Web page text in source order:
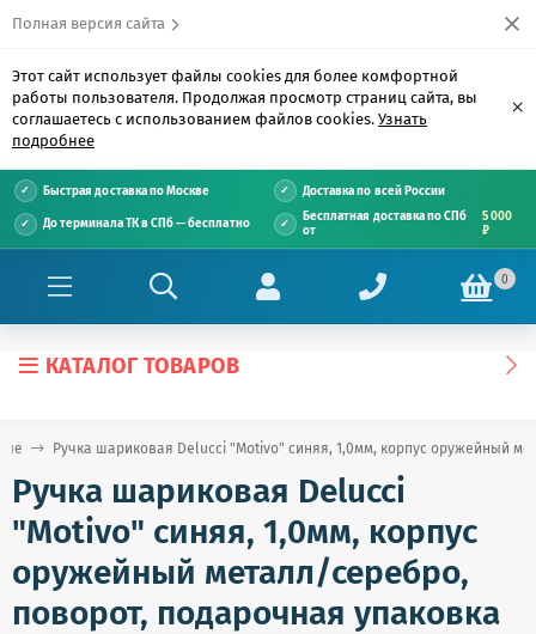
Полная версия сайта
Этот сайт использует файлы cookies для более комфортной
работы пользователя. Продолжая просмотр страниц сайта, вы
соглашаетесь с использованием файлов cookies. Узнать
подробнее
×
Быстрая доставка по Москве Доставка по всей России
До терминала ТК в СПб — бесплатно
Бесплатная доставка по СПб
от
5 000
₽
0
КАТАЛОГ ТОВАРОВ
Ручка шариковая Delucci "Motivo" синяя, 1,0мм, корпус оружейный
Ручка шариковая Delucci
"Motivo" синяя, 1,0мм, корпус
оружейный металл/серебро,
поворот, подарочная упаковка